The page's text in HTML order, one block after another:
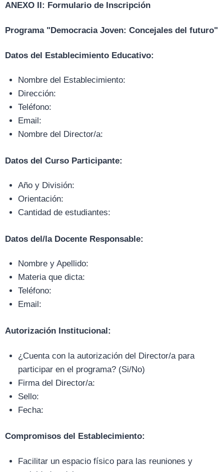
ANEXO II: Formulario de Inscripción
Programa "Democracia Joven: Concejales del futuro"
Datos del Establecimiento Educativo:
Nombre del Establecimiento:
Dirección:
Teléfono:
Email:
Nombre del Director/a:
Datos del Curso Participante:
Año y División:
Orientación:
Cantidad de estudiantes:
Datos del/la Docente Responsable:
Nombre y Apellido:
Materia que dicta:
Teléfono:
Email:
Autorización Institucional:
¿Cuenta con la autorización del Director/a para
participar en el programa? (Si/No)
Firma del Director/a:
Sello:
Fecha:
Compromisos del Establecimiento:
Facilitar un espacio físico para las reuniones y